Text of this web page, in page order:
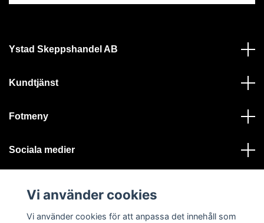
Ystad Skeppshandel AB
Kundtjänst
Fotmeny
Sociala medier
Vi använder cookies
Vi använder cookies för att anpassa det innehåll som